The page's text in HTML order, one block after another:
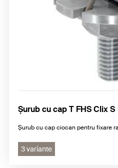
Șurub cu cap T FHS Clix S
Șurub cu cap ciocan pentru fixare
3 variante